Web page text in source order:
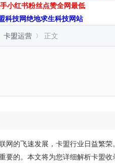
小红书粉丝点赞全网最低
科技网绝地求生科技网站
卡盟运营 正文
网的飞速发展，卡盟行业日益繁
要的。本文将为您详细解析卡盟